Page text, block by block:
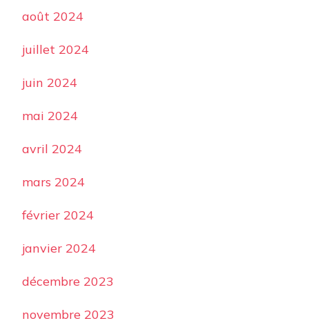
août 2024
juillet 2024
juin 2024
mai 2024
avril 2024
mars 2024
février 2024
janvier 2024
décembre 2023
novembre 2023